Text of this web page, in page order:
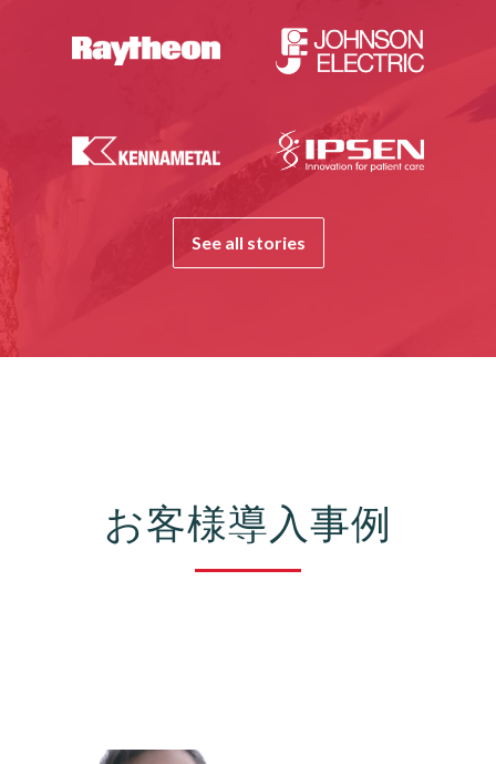
See all stories
お客様導入事例